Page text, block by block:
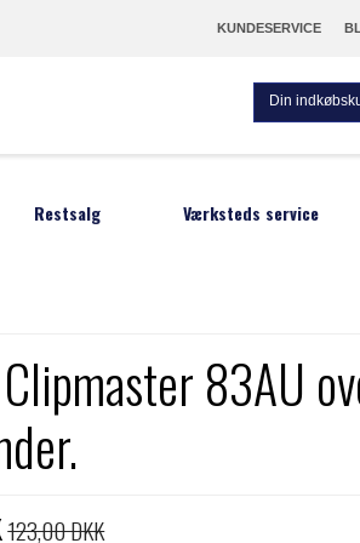
KUNDESERVICE
Din
Restsalg Værksteds service
83AU
123,00 DKK